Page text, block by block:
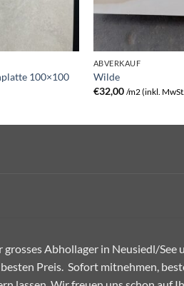
100×100
ABVERKAUF
Wilde
€32,00 /m2 (inkl.
grosses Abhollager in Neusiedl/See
Preis. Sofort mitnehmen,